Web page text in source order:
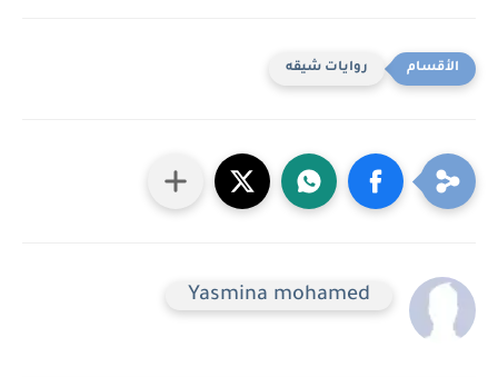
روايات شيقه
Yasmina mohamed